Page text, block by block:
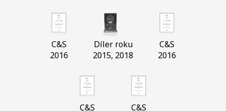
C&S
2016
Díler roku
2015, 2018
C&S
2016
C&S
C&S